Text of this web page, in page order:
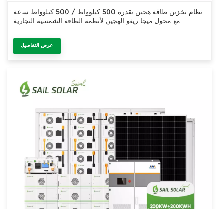
نظام تخزين طاقة هجين بقدرة 500 كيلوواط / 500 كيلوواط ساعة
مع محول ميجا ريفو الهجين لأنظمة الطاقة الشمسية التجارية
عرض التفاصيل